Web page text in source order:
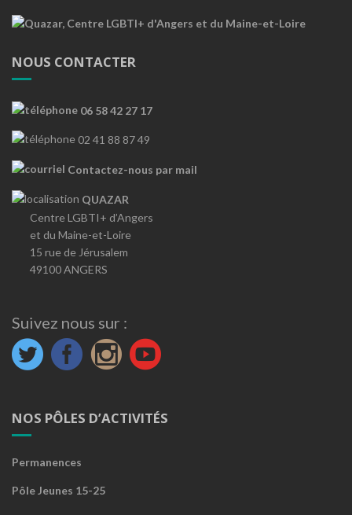
NOUS CONTACTER
06 58 42 27 17
02 41 88 87 49
Contactez-nous par mail
QUAZAR
Centre LGBTI+ d’Angers
et du Maine-et-Loire
15 rue de Jérusalem
49100 ANGERS
Suivez nous sur :
NOS PÔLES D’ACTIVITÉS
Permanences
Pôle Jeunes 15-25